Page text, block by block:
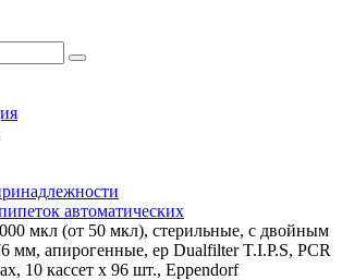
автоматических
мкл (от 50 мкл), стерильные, с двойным
мм, апирогенные, ep Dualfilter T.I.P.S, PCR
10 кассет х 96 шт., Eppendorf